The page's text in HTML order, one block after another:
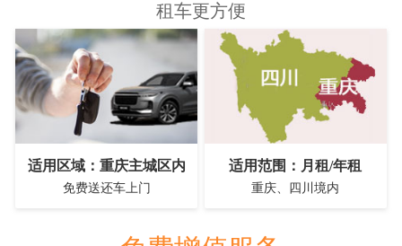
租车更方便
适用区域：重庆主城区内
免费送还车上门
适用范围：月租/年租
重庆、四川境内